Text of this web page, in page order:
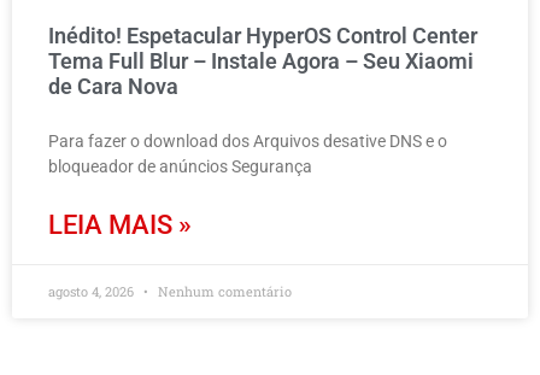
Inédito! Espetacular HyperOS Control Center
Tema Full Blur – Instale Agora – Seu Xiaomi
de Cara Nova
Para fazer o download dos Arquivos desative DNS e o
bloqueador de anúncios Segurança
LEIA MAIS »
agosto 4, 2026 Nenhum comentário